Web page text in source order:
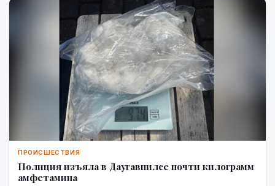
ПРОИСШЕСТВИЯ
Полиция изъяла в Даугавпилсе почти килограмм
амфетамина